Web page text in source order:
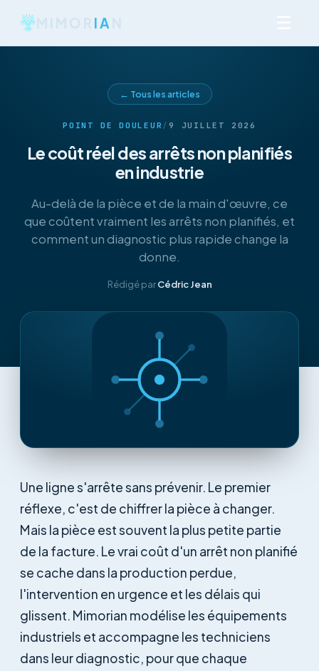
IA
← Tous les articles
POINT DE DOULEUR /9 JUILLET 2026
Le coût réel des arrêts non planifiés
en industrie
Au-delà de la pièce et de la main d'œuvre, ce
que coûtent vraiment les arrêts non planifiés, et
comment un diagnostic plus rapide change la
donne.
Rédigé parCédric Jean
Une ligne s'arrête sans prévenir. Le premier
réflexe, c'est de chiffrer la pièce à changer.
Mais la pièce est souvent la plus petite partie
de la facture. Le vrai coût d'un arrêt non planifié
se cache dans la production perdue,
l'intervention en urgence et les délais qui
glissent. Mimorian modélise les équipements
industriels et accompagne les techniciens
dans leur diagnostic, pour que chaque